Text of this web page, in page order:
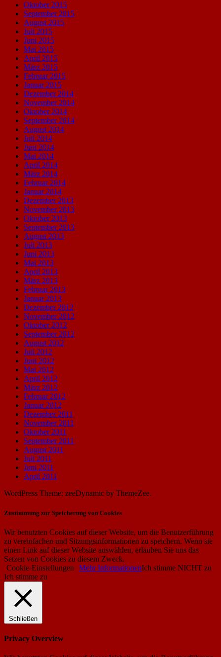
Oktober 2015
September 2015
August 2015
Juli 2015
Juni 2015
Mai 2015
April 2015
März 2015
Februar 2015
Januar 2015
Dezember 2014
November 2014
Oktober 2014
September 2014
August 2014
Juli 2014
Juni 2014
Mai 2014
April 2014
März 2014
Februar 2014
Januar 2014
Dezember 2013
November 2013
Oktober 2013
September 2013
August 2013
Juli 2013
Juni 2013
Mai 2013
April 2013
März 2013
Februar 2013
Januar 2013
Dezember 2012
November 2012
Oktober 2012
September 2012
August 2012
Juli 2012
Juni 2012
Mai 2012
April 2012
März 2012
Februar 2012
Januar 2012
Dezember 2011
November 2011
Oktober 2011
September 2011
August 2011
Juli 2011
Juni 2011
April 2011
WordPress Theme: zeeDynamic by ThemeZee.
Zustimmung zur Speicherung von Cookies
Wir benutzten Cookies auf dieser Website, um die Benutzerführung
zu vereinfachen und Sitzungsinformationen zu speichern. Wenn sie
einen Link auf dieser Website auswählen, erlauben Sie uns das
Setzen von Cookies zu diesem Zweck.
Cookie-Einstellungen
Mehr InformationenIch stimme NICHT zu
Ich stimme zu
Schließen
Privacy Overview